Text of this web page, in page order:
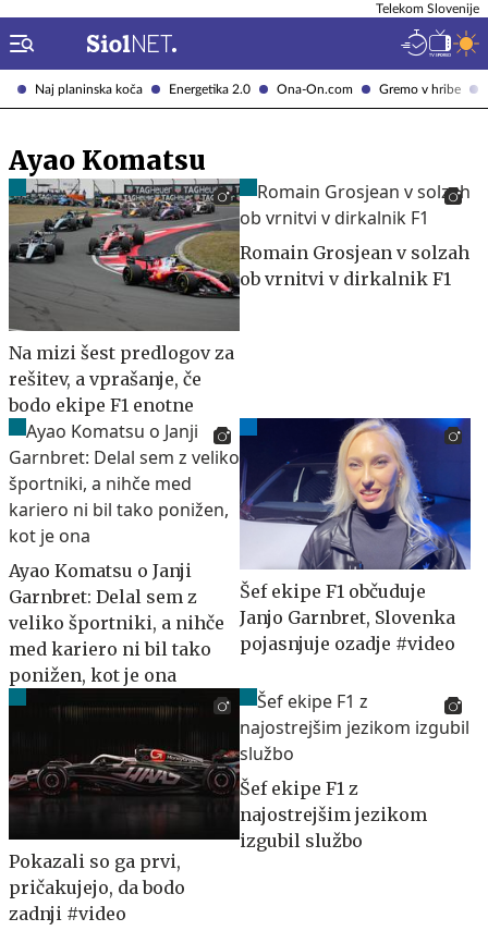
Naj planinska koča Energetika 2.0 Ona-On.com Gremo v hribe
Telekom Slovenije
Ayao Komatsu
Na mizi šest predlogov za
rešitev, a vprašanje, če
bodo ekipe F1 enotne
Romain Grosjean v solzah
ob vrnitvi v dirkalnik F1
Ayao Komatsu o Janji
Garnbret: Delal sem z
veliko športniki, a nihče
med kariero ni bil tako
ponižen, kot je ona
Šef ekipe F1 občuduje
Janjo Garnbret, Slovenka
pojasnjuje ozadje #video
Pokazali so ga prvi,
pričakujejo, da bodo
zadnji #video
Šef ekipe F1 z
najostrejšim jezikom
izgubil službo